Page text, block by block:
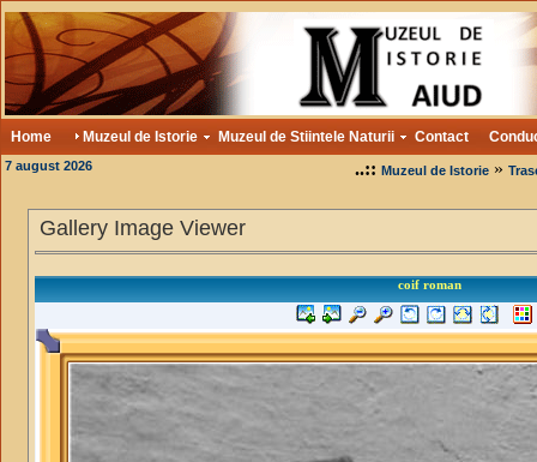
Home Muzeul de Istorie Muzeul de Stiintele Naturii Contact
7 august 2026 ..:: Muzeul de Istorie»
Gallery Image Viewer
coif roman